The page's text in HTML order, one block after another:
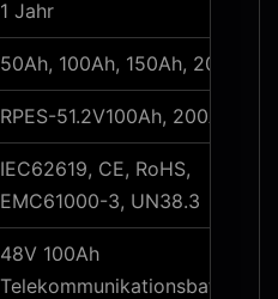
1 Jahr
50Ah, 100Ah, 150Ah, 200Ah
RPES-51.2V100Ah, 200Ah-
IEC62619, CE, RoHS,
EMC61000-3, UN38.3
48V 100Ah
Telekommunikationsbatterie